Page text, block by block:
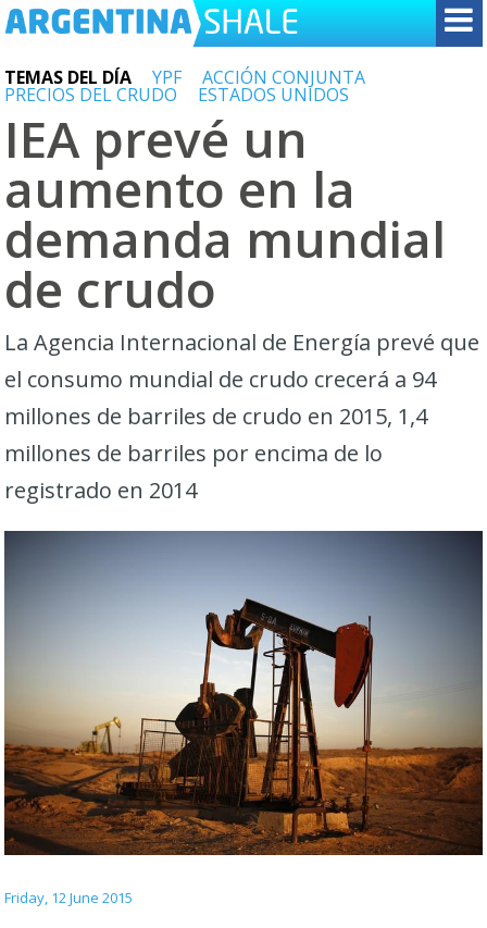
TEMAS DEL DÍA YPF ACCIÓN CONJUNTA
PRECIOS DEL CRUDO ESTADOS UNIDOS
IEA prevé un
aumento en la
demanda mundial
de crudo
La Agencia Internacional de Energía prevé que
el consumo mundial de crudo crecerá a 94
millones de barriles de crudo en 2015, 1,4
millones de barriles por encima de lo
registrado en 2014
Friday, 12 June 2015